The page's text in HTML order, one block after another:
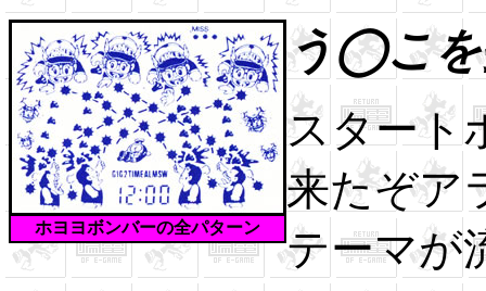
ホヨヨボンバーの全パターン
う◯こを
スタート
来たぞア
テーマが